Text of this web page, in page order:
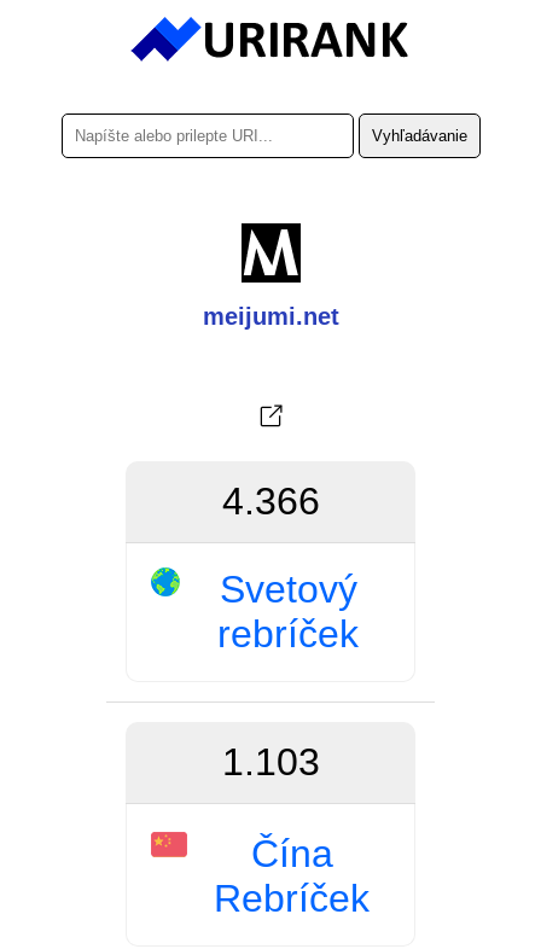
meijumi.net
4.366
Svetový
rebríček
1.103
Čína
Rebríček